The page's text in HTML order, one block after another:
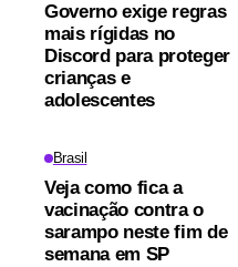
Governo exige regras
mais rígidas no
Discord para proteger
crianças e
adolescentes
Brasil
Veja como fica a
vacinação contra o
sarampo neste fim de
semana em SP